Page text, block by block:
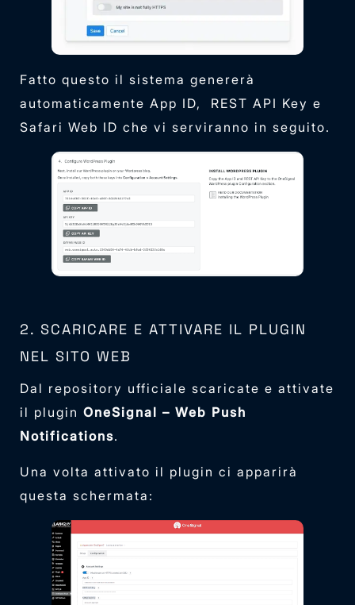
Fatto questo il sistema genererà
automaticamente App ID, REST API Key e
Safari Web ID che vi serviranno in seguito.
2. SCARICARE E ATTIVARE IL PLUGIN
NEL SITO WEB
Dal repository ufficiale scaricate e attivate
il plugin OneSignal – Web Push
Notifications.
Una volta attivato il plugin ci apparirà
questa schermata: